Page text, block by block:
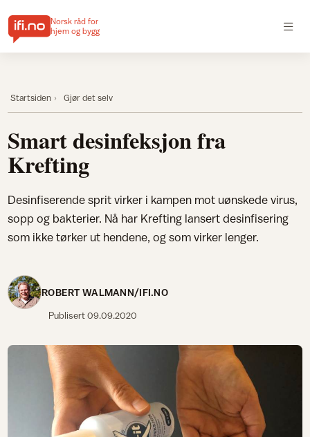
Norsk råd for
hjem og bygg
Startsiden Gjør det selv
Smart desinfeksjon fra
Krefting
Desinfiserende sprit virker i kampen mot uønskede virus,
sopp og bakterier. Nå har Krefting lansert desinfisering
som ikke tørker ut hendene, og som virker lenger.
ROBERT WALMANN/IFI.NO
Publisert09.09.2020